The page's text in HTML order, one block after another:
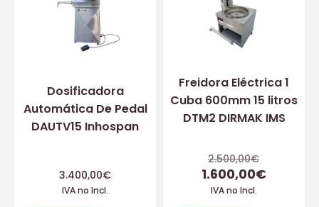
Dosificadora
Automática De Pedal
DAUTV15 Inhospan
3.400,00€
IVA no Incl.
Freidora Eléctrica 1
Cuba 600mm 15 litros
DTM2 DIRMAK IMS
2.500,00€
1.600,00€
IVA no Incl.